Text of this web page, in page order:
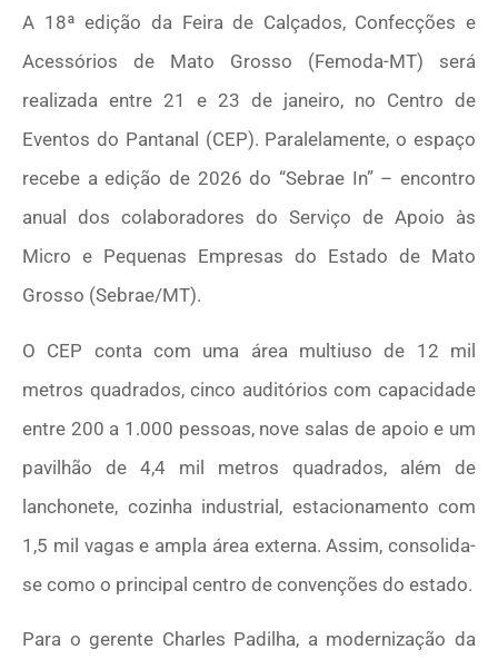
A 18ª edição da Feira de Calçados, Confecções e
Acessórios de Mato Grosso (Femoda-MT) será
realizada entre 21 e 23 de janeiro, no Centro de
Eventos do Pantanal (CEP). Paralelamente, o espaço
recebe a edição de 2026 do “Sebrae In” – encontro
anual dos colaboradores do Serviço de Apoio às
Micro e Pequenas Empresas do Estado de Mato
Grosso (Sebrae/MT).
O CEP conta com uma área multiuso de 12 mil
metros quadrados, cinco auditórios com capacidade
entre 200 a 1.000 pessoas, nove salas de apoio e um
pavilhão de 4,4 mil metros quadrados, além de
lanchonete, cozinha industrial, estacionamento com
1,5 mil vagas e ampla área externa. Assim, consolida-
se como o principal centro de convenções do estado.
Para o gerente Charles Padilha, a modernização da